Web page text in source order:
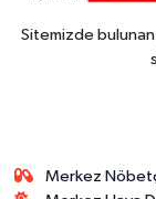
Sitemizde
Merkez